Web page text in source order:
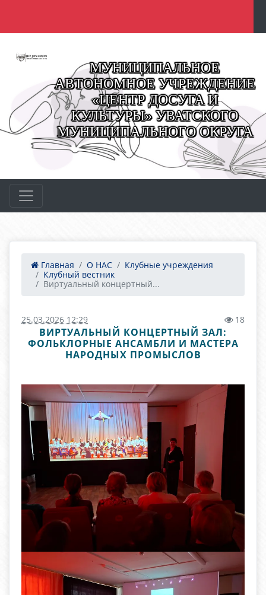
МУНИЦИПАЛЬНОЕ
АВТОНОМНОЕ УЧРЕЖДЕНИЕ
«ЦЕНТР ДОСУГА И
КУЛЬТУРЫ» УВАТСКОГО
МУНИЦИПАЛЬНОГО ОКРУГА
Главная О НАС
Клубные учреждения
Клубный вестник
Виртуальный концертный...
25.03.2026 12:29 18
ВИРТУАЛЬНЫЙ КОНЦЕРТНЫЙ ЗАЛ:
ФОЛЬКЛОРНЫЕ АНСАМБЛИ И МАСТЕРА
НАРОДНЫХ ПРОМЫСЛОВ